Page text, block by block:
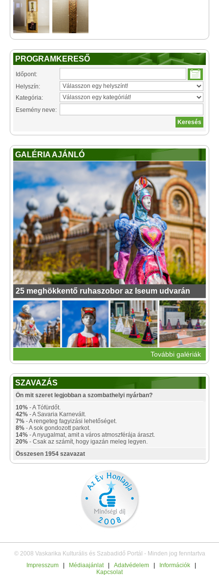
PROGRAMKERESŐ
Időpont:
Helyszín:
Kategória:
Esemény neve:
GALÉRIA AJÁNLÓ
25 meghökkentő ruhaszobor az Iseum udvarán
További galériák
SZAVAZÁS
Ön mit szeret legjobban a szombathelyi nyárban?
10% - A Tófürdőt.
42% - A Savaria Karnevált.
7% - A rengeteg fagyizási lehetőséget.
8% - A sok gondozott parkot.
14% - A nyugalmat, amit a város atmoszférája áraszt.
20% - Csak az számít, hogy igazán meleg legyen.
Összesen 1954 szavazat
© 2008 Vaskarika Kulturális és Szabadidő Portál - Minden jog fenntartva
Impresszum
Médiaajánlat Adatvédelem Információk
Kapcsolat